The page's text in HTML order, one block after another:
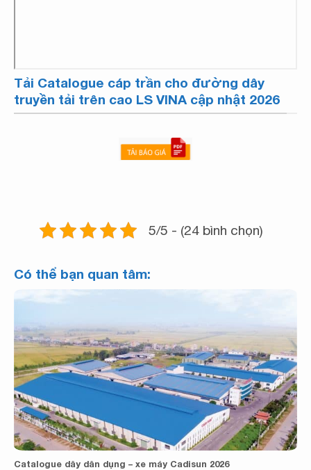
Tải Catalogue cáp trần cho đường dây
truyền tải trên cao LS VINA cập nhật 2026
5/5 - (24 bình chọn)
Có thể bạn quan tâm:
Catalogue dây dân dụng – xe máy Cadisun 2026